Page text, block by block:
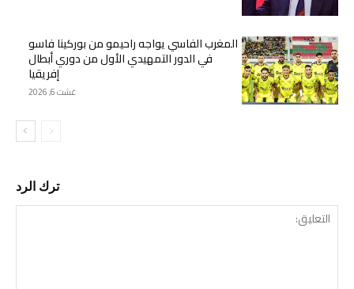
المغرب الفاسي يواجه راحيمو من بوركينا فاسو
في الدور التمهيدي الأول من دوري أبطال
إفريقيا
غشت 6, 2026
ترك الرد